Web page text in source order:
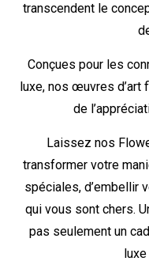
transcendent le
Conçues pour les
luxe, nos œuvres
de
Laissez nos
transformer votre
spéciales, d’embellir
qui vous sont chers.
pas seulement un